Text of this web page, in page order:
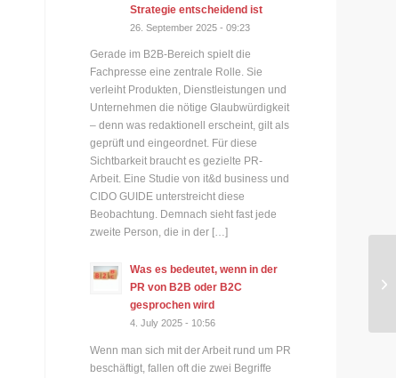
Strategie entscheidend ist
26. September 2025 - 09:23
Gerade im B2B-Bereich spielt die
Fachpresse eine zentrale Rolle. Sie
verleiht Produkten, Dienstleistungen und
Unternehmen die nötige Glaubwürdigkeit
– denn was redaktionell erscheint, gilt als
geprüft und eingeordnet. Für diese
Sichtbarkeit braucht es gezielte PR-
Arbeit. Eine Studie von it&d business und
CIDO GUIDE unterstreicht diese
Beobachtung. Demnach sieht fast jede
zweite Person, die in der […]
Was es bedeutet, wenn in der
PR von B2B oder B2C
gesprochen wird
4. July 2025 - 10:56
Wenn man sich mit der Arbeit rund um PR
beschäftigt, fallen oft die zwei Begriffe